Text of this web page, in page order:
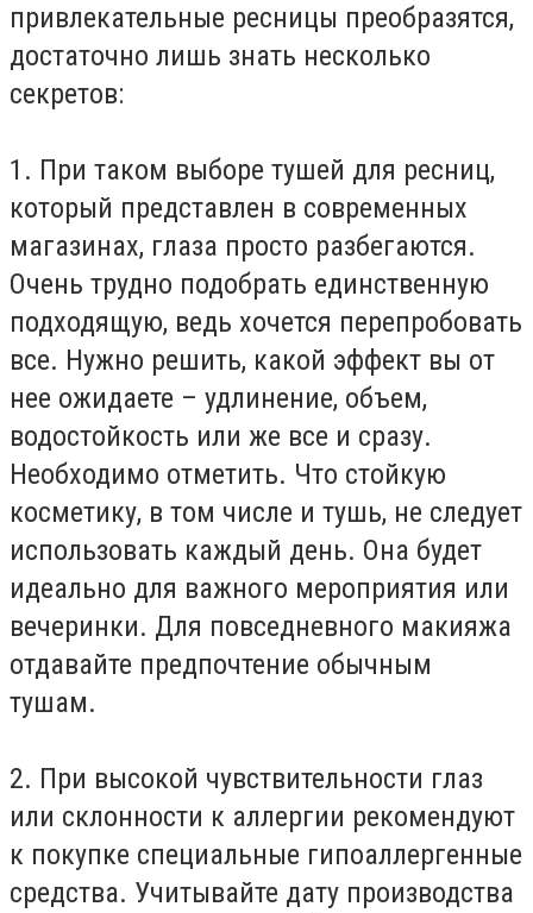
привлекательные ресницы преобразятся,
достаточно лишь знать несколько
секретов:
1. При таком выборе тушей для ресниц,
который представлен в современных
магазинах, глаза просто разбегаются.
Очень трудно подобрать единственную
подходящую, ведь хочется перепробовать
все. Нужно решить, какой эффект вы от
нее ожидаете – удлинение, объем,
водостойкость или же все и сразу.
Необходимо отметить. Что стойкую
косметику, в том числе и тушь, не следует
использовать каждый день. Она будет
идеально для важного мероприятия или
вечеринки. Для повседневного макияжа
отдавайте предпочтение обычным
тушам.
2. При высокой чувствительности глаз
или склонности к аллергии рекомендуют
к покупке специальные гипоаллергенные
средства. Учитывайте дату производства